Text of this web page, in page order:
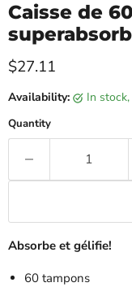
Caisse de
Current price
$27.11
Availability: in
Quantity
Absorbe et gélifie!
60 tampons